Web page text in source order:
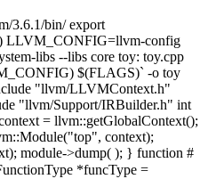
3.6.1/bin/ export
LLVM_CONFIG=llvm-config
libs --libs core toy: toy.cpp
$(FLAGS)` -o toy
"llvm/LLVMContext.h"
"llvm/Support/IRBuilder.h" int
= llvm::getGlobalContext();
context);
module->dump( ); } function #
*funcType =